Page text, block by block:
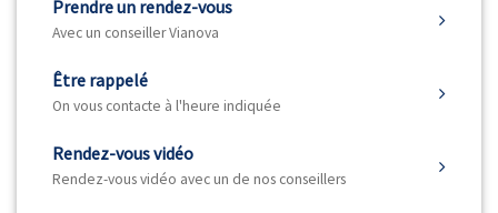
Prendre un rendez-vous
Avec un conseiller Vianova
Être rappelé
On vous contacte à l'heure indiquée
Rendez-vous vidéo
Rendez-vous vidéo avec un de nos conseillers